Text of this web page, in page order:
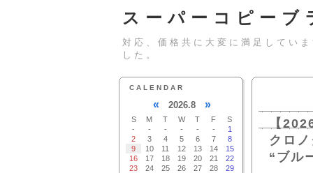
スーパーコピー
対応、価格共に大変に満足してい
した。
【
クロ
“ブル
CALENDAR
« 2026.8 »
S M T W T F
S
-
- - - - -
1
2
3 4 5 6 7
8
9
10 11 12 13 14
15
16
17 18 19 20 21
22
23
24 25 26 27 28
29